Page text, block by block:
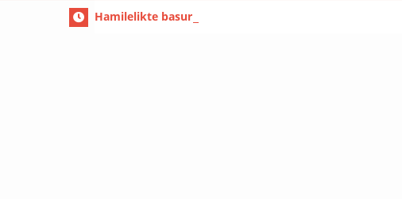
Hamilelikte basur olanlar ( hemoroid ) mutlaka okuyun